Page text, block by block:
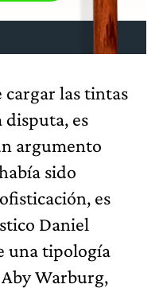
cargar las tintas
disputa, es
argumento
sido
es
Daniel
una tipología
Warburg,